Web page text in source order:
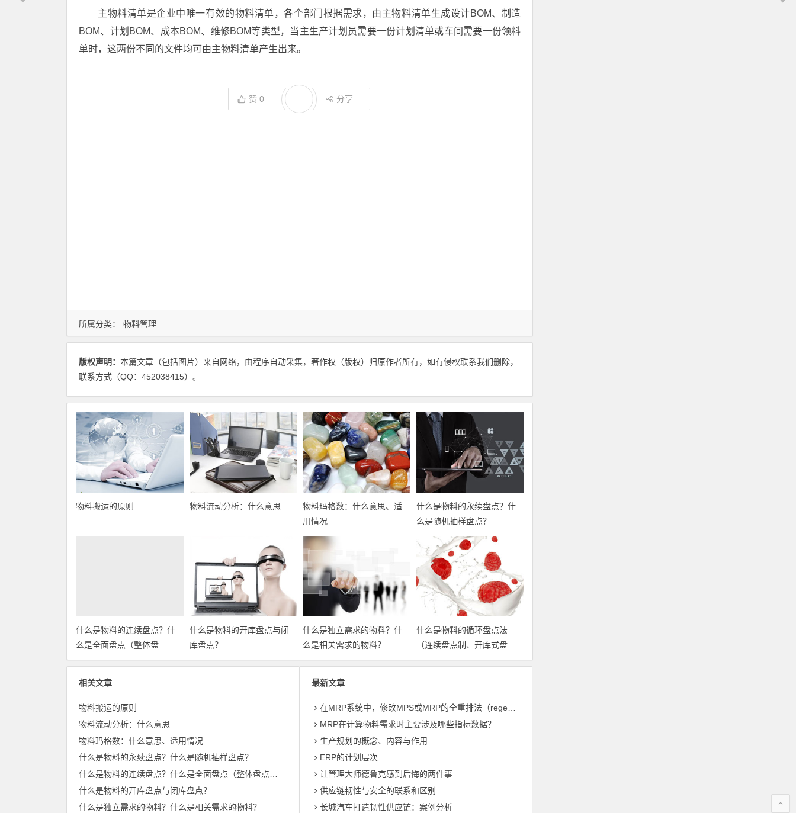
主物料清单是企业中唯一有效的物料清单，各个部门根据需求，由主物料清单生成设计BOM、制造
BOM、计划BOM、成本BOM、维修BOM等类型，当主生产计划员需要一份计划清单或车间需要一份领料
单时，这两份不同的文件均可由主物料清单产生出来。
赞 0 分享
所属分类： 物料管理
版权声明： 本篇文章（包括图片）来自网络，由程序自动采集，著作权（版权）归原作者所有，如有侵权联系我们删除，
联系方式（QQ：452038415）。
物料搬运的原则 物料流动分析：什么意思
物料玛格数：什么意思、适
用情况
什么是物料的永续盘点？什
么是随机抽样盘点？
什么是物料的连续盘点？什
么是全面盘点（整体盘
点）？
什么是物料的开库盘点与闭
库盘点？
什么是独立需求的物料？什
么是相关需求的物料？
什么是物料的循环盘点法
（连续盘点制、开库式盘
点）？
相关文章
物料搬运的原则
物料流动分析：什么意思
物料玛格数：什么意思、适用情况
什么是物料的永续盘点？什么是随机抽样盘点？
什么是物料的连续盘点？什么是全面盘点（整体盘点）？
什么是物料的开库盘点与闭库盘点？
什么是独立需求的物料？什么是相关需求的物料？
最新文章
在MRP系统中，修改MPS或MRP的全重排法（regeneration）和净改变法？
MRP在计算物料需求时主要涉及哪些指标数据？
生产规划的概念、内容与作用
ERP的计划层次
让管理大师德鲁克感到后悔的两件事
供应链韧性与安全的联系和区别
长城汽车打造韧性供应链：案例分析